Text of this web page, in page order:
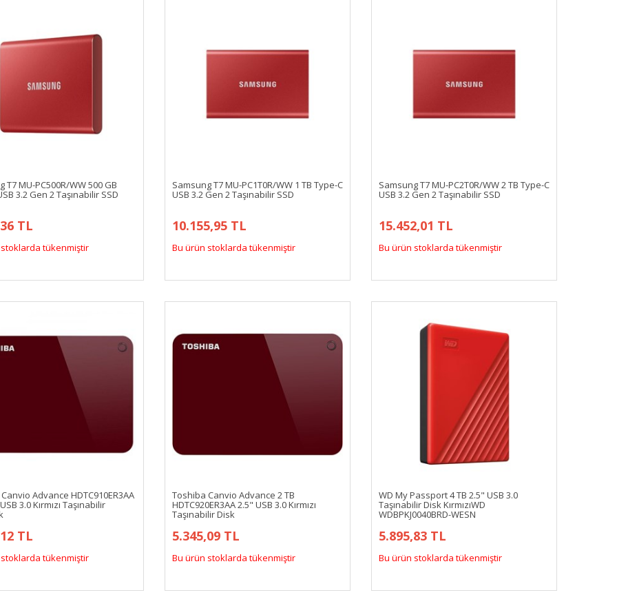
T7 MU-PC500R/WW 500 GB
3.2 Gen 2 Taşınabilir SSD
TL
tükenmiştir
Samsung T7 MU-PC1T0R/WW 1 TB Type-C
USB 3.2 Gen 2 Taşınabilir SSD
10.155,95 TL
Bu ürün stoklarda tükenmiştir
Samsung T7 MU-PC2T0R/WW 2 TB Type-C
USB 3.2 Gen 2 Taşınabilir SSD
15.452,01 TL
Bu ürün stoklarda tükenmiştir
Advance HDTC910ER3AA
3.0 Kırmızı Taşınabilir
TL
tükenmiştir
Toshiba Canvio Advance 2 TB
HDTC920ER3AA 2.5" USB 3.0 Kırmızı
Taşınabilir Disk
5.345,09 TL
Bu ürün stoklarda tükenmiştir
WD My Passport 4 TB 2.5" USB 3.0
Taşınabilir Disk KırmızıWD
WDBPKJ0040BRD-WESN
5.895,83 TL
Bu ürün stoklarda tükenmiştir